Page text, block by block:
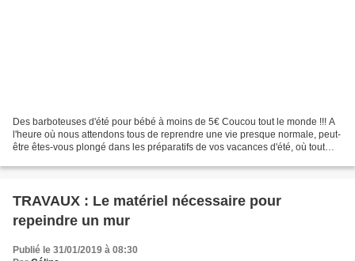
Des barboteuses d'été pour bébé à moins de 5€ Coucou tout le monde !!! A
l'heure où nous attendons tous de reprendre une vie presque normale, peut-
être êtes-vous plongé dans les préparatifs de vos vacances d'été, où tout
TRAVAUX : Le matériel nécessaire pour
repeindre un mur
Publié le 31/01/2019 à 08:30